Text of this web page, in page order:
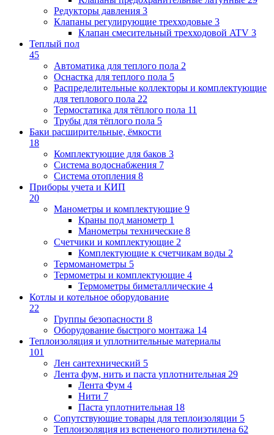
Редукторы давления 3
Клапаны регулирующие трехходовые 3
Клапан смесительный трехходовой ATV 3
Теплый пол
45
Автоматика для теплого пола 2
Оснастка для теплого пола 5
Распределительные коллекторы и комплектующие
для теплового пола 22
Термостатика для тёплого пола 11
Трубы для тёплого пола 5
Баки расширительные, ёмкости
18
Комплектующие для баков 3
Система водоснабжения 7
Система отопления 8
Приборы учета и КИП
20
Манометры и комплектующие 9
Краны под манометр 1
Манометры технические 8
Счетчики и комплектующие 2
Комплектующие к счетчикам воды 2
Термоманометры 5
Термометры и комплектующие 4
Термометры биметаллические 4
Котлы и котельное оборудование
22
Группы безопасности 8
Оборудование быстрого монтажа 14
Теплоизоляция и уплотнительные материалы
101
Лен сантехнический 5
Лента фум, нить и паста уплотнительная 29
Лента Фум 4
Нити 7
Паста уплотнительная 18
Сопутствующие товары для теплоизоляции 5
Теплоизоляция из вспененого полиэтилена 62